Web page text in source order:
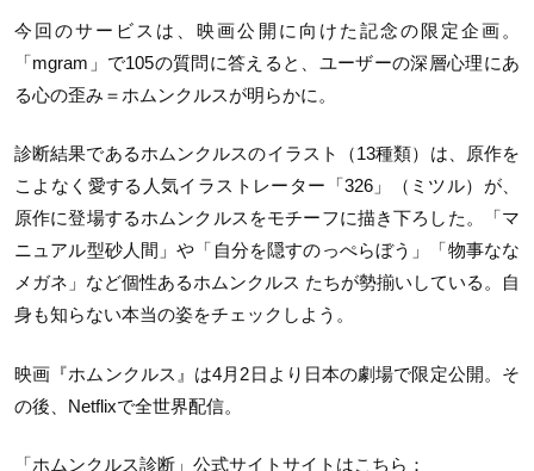
今回のサービスは、映画公開に向けた記念の限定企画。
「mgram」で105の質問に答えると、ユーザーの深層心理にあ
る心の歪み＝ホムンクルスが明らかに。
診断結果であるホムンクルスのイラスト（13種類）は、原作を
こよなく愛する人気イラストレーター「326」（ミツル）が、
原作に登場するホムンクルスをモチーフに描き下ろした。「マ
ニュアル型砂人間」や「自分を隠すのっぺらぼう」「物事なな
メガネ」など個性あるホムンクルス たちが勢揃いしている。自
身も知らない本当の姿をチェックしよう。
映画『ホムンクルス』は4月2日より日本の劇場で限定公開。そ
の後、Netflixで全世界配信。
「ホムンクルス診断」公式サイトサイトはこちら：